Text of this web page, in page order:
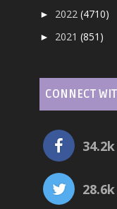
► 2022(4710)
► 2021(851)
CONNECT
34.2k
28.6k